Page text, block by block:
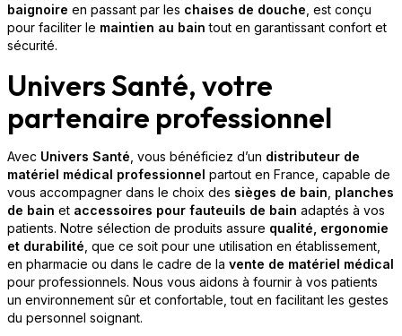
baignoire en passant par les chaises de douche , est conçu
pour faciliter le maintien au bain tout en garantissant confort et
sécurité.
Univers Santé, votre
partenaire professionnel
Avec Univers Santé , vous bénéficiez d’un distributeur de
matériel médical professionnel partout en France, capable de
vous accompagner dans le choix des sièges de bain planches
de bain et accessoires pour fauteuils de bain adaptés à vos
patients. Notre sélection de produits assure qualité, ergonomie
et durabilité , que ce soit pour une utilisation en établissement,
en pharmacie ou dans le cadre de la vente de matériel médical
pour professionnels. Nous vous aidons à fournir à vos patients
un environnement sûr et confortable, tout en facilitant les gestes
du personnel soignant.